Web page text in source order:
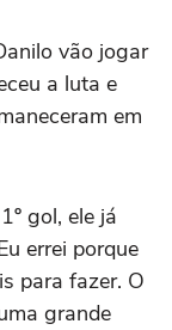
vão jogar
a luta e
em
gol, ele já
errei porque
para fazer. O
grande